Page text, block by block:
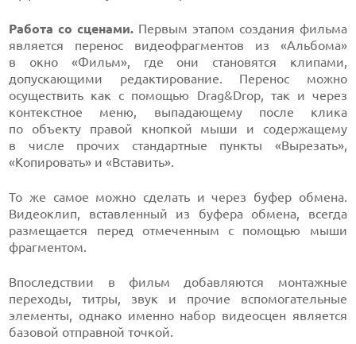
Работа со сценами. Первым этапом создания фильма
является перенос видеофрагментов из «Альбома»
в окно «Фильм», где они становятся клипами,
допускающими редактирование. Перенос можно
осуществить как с помощью Drag&Drop, так и через
контекстное меню, выпадающему после клика
по объекту правой кнопкой мыши и содержащему
в числе прочих стандартные пункты «Вырезать»,
«Копировать» и «Вставить».
То же самое можно сделать и через буфер обмена.
Видеоклип, вставленный из буфера обмена, всегда
размещается перед отмеченным с помощью мыши
фрагментом.
Впоследствии в фильм добавляются монтажные
переходы, титры, звук и прочие вспомогательные
элементы, однако именно набор видеосцен является
базовой отправной точкой.